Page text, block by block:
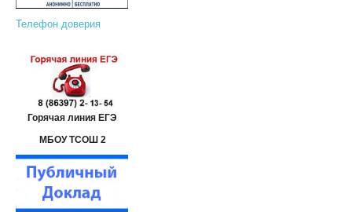
Телефон доверия
Горячая линия ЕГЭ
МБОУ ТСОШ 2